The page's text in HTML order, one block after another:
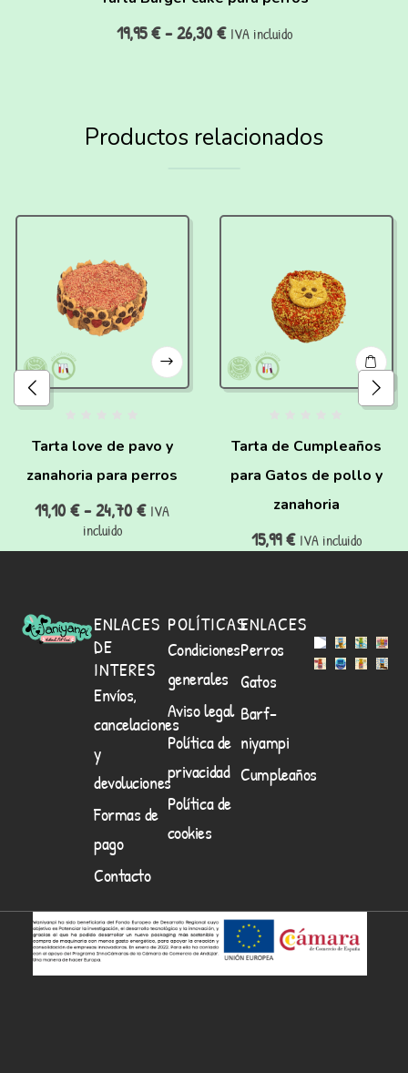
19,95€ - 26,30€ IVA incluido
Productos relacionados
Tarta love de pavo y
zanahoria para perros
19,10€-24,70€ IVA
incluido
Tarta de Cumpleaños
para Gatos de pollo y
zanahoria
15,99€ IVA incluido
ENLACES
DE
INTERES
Envíos,
cancelaciones
y
devoluciones
Formas de
pago
Contacto
POLÍTICAS
Condiciones
generales
Aviso legal
Política de
privacidad
Política de
cookies
ENLACES
Perros
Gatos
Barf-
niyampi
Cumpleaños